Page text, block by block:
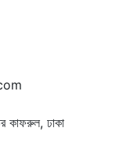
কাফরুল, ঢাকা